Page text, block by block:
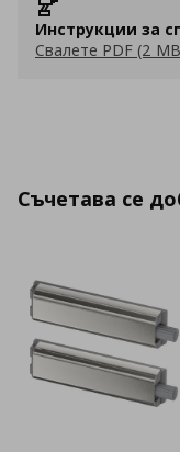
Инструкции за
Свалете PDF (2
Съчетава се